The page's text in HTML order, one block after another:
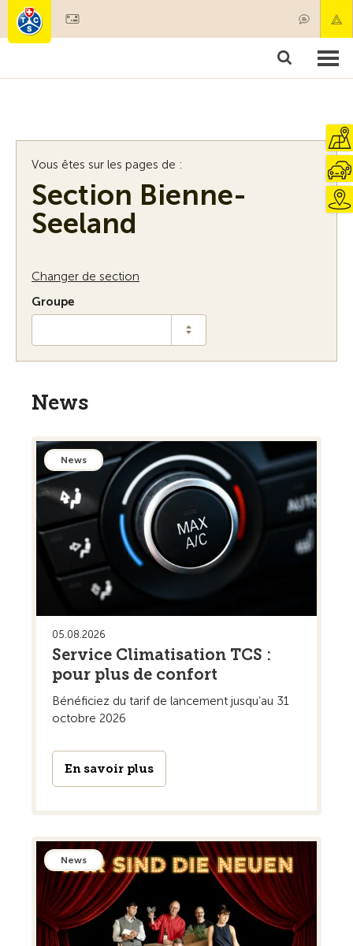
Membres & prestations
Vous êtes sur les pages de :
Section Bienne-
Seeland
Changer de section
Groupe
News
News
05.08.2026
Service Climatisation TCS :
pour plus de confort
Bénéficiez du tarif de lancement jusqu’au 31
octobre 2026
En savoir plus
News